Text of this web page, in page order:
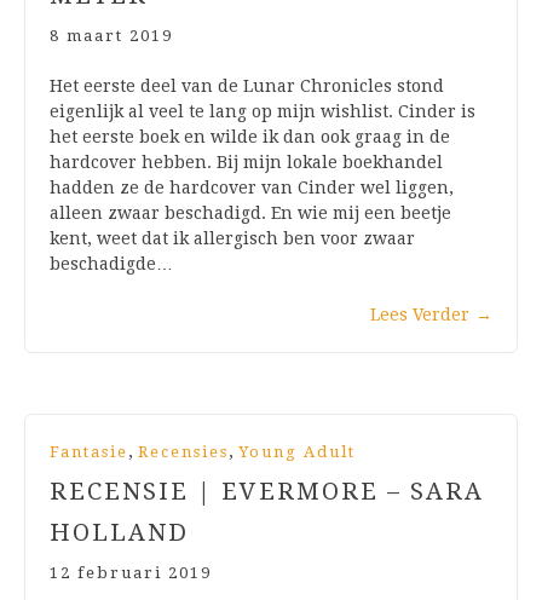
8 maart 2019
Het eerste deel van de Lunar Chronicles stond
eigenlijk al veel te lang op mijn wishlist. Cinder is
het eerste boek en wilde ik dan ook graag in de
hardcover hebben. Bij mijn lokale boekhandel
hadden ze de hardcover van Cinder wel liggen,
alleen zwaar beschadigd. En wie mij een beetje
kent, weet dat ik allergisch ben voor zwaar
beschadigde…
Lees Verder →
Fantasie , Recensies , Young Adult
RECENSIE | EVERMORE – SARA
HOLLAND
12 februari 2019